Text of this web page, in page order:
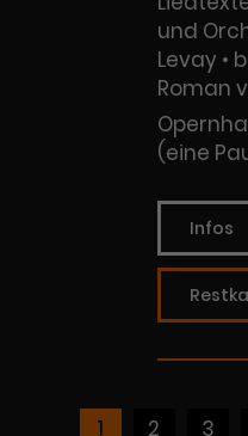
und
Levay •
Roman
(eine
Infos
1 2 3